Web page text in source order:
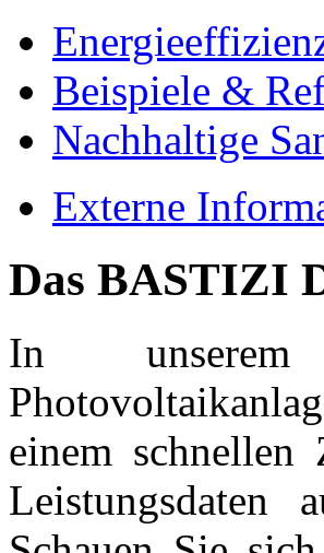
Beispiele &
Nachhaltige
Externe
Das BASTIZI
In unserem
einem schnellen
Leistungsdaten